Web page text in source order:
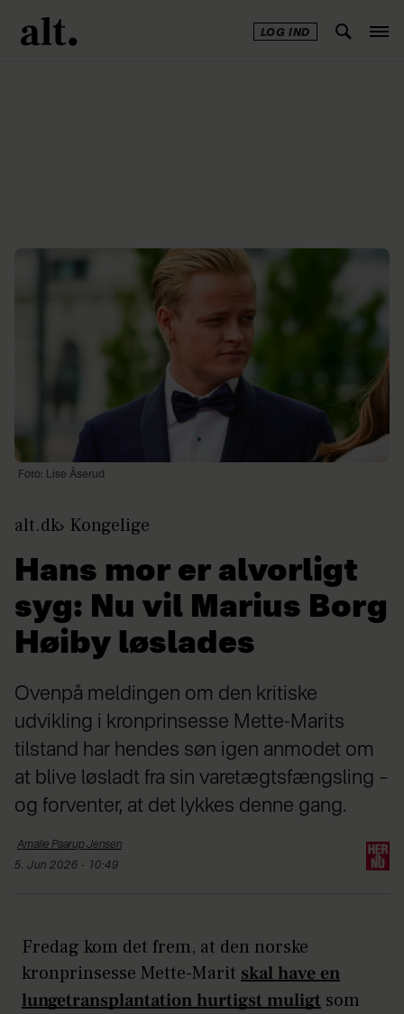
LOG IND
Foto: Lise Åserud
alt.dk Kongelige
Hans mor er alvorligt
syg: Nu vil Marius Borg
Høiby løslades
Ovenpå meldingen om den kritiske
udvikling i kronprinsesse Mette-Marits
tilstand har hendes søn igen anmodet om
at blive løsladt fra sin varetægtsfængsling –
og forventer, at det lykkes denne gang.
Amalie PaarupJensen
5. Jun 2026 - 10:49
Fredag kom det frem, at den norske
kronprinsesse Mette-Marit skal have en
lungetransplantation hurtigst muligt som